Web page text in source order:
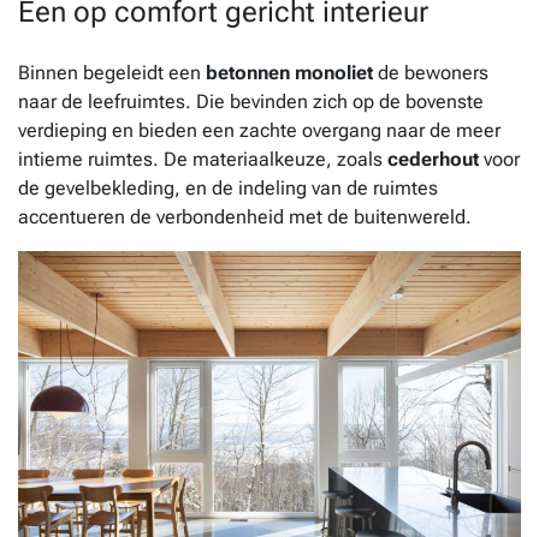
Een op comfort gericht interieur
Binnen begeleidt een betonnen monoliet de bewoners
naar de leefruimtes. Die bevinden zich op de bovenste
verdieping en bieden een zachte overgang naar de meer
intieme ruimtes. De materiaalkeuze, zoals cederhout voor
de gevelbekleding, en de indeling van de ruimtes
accentueren de verbondenheid met de buitenwereld.